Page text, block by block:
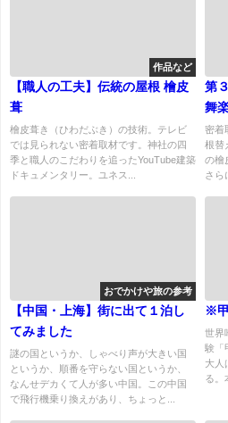
作品など
【職人の工夫】伝統の屋根 檜皮
葺
檜皮葺き（ひわだぶき）の技術。テレビ
では見られない密着取材です。神社の四
季と職人のこだわりを追ったYouTube建築
ドキュメンタリー。ユネス...
第
舞
密着
根替
の檜
さら
おでかけや旅の参考
【中国・上海】街に出て１泊し
てみました
謎の国というか、しゃべり声が大きい国
というか、順番を守らない国というか、
なんせデカくて人が多い中国。この中国
で飛行機乗り換えがあり、ちょっと...
※
世界
験「
大人
る。